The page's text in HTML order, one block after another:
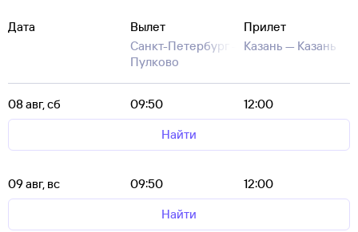
Дата
Вылет
Санкт-Петербург —
Пулково
Прилет
Казань — Казань
08 авг, сб 09:50
12:00
Найти
09 авг, вс 09:50
12:00
Найти